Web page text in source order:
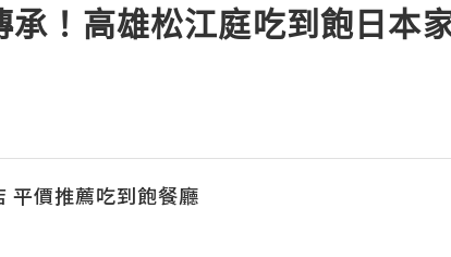
承！高雄松江庭吃到飽日本
平價推薦吃到飽餐廳